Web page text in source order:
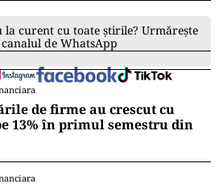
la curent cu toate știrile? Urmărește
de WhatsApp
de firme au crescut cu
13% în primul semestru din